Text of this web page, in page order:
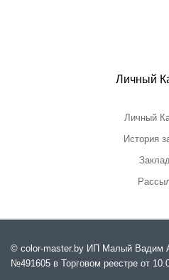
Личный
Личный
История
© color-master.by ИП Малый Вадим
№491605 в Торговом реестре от